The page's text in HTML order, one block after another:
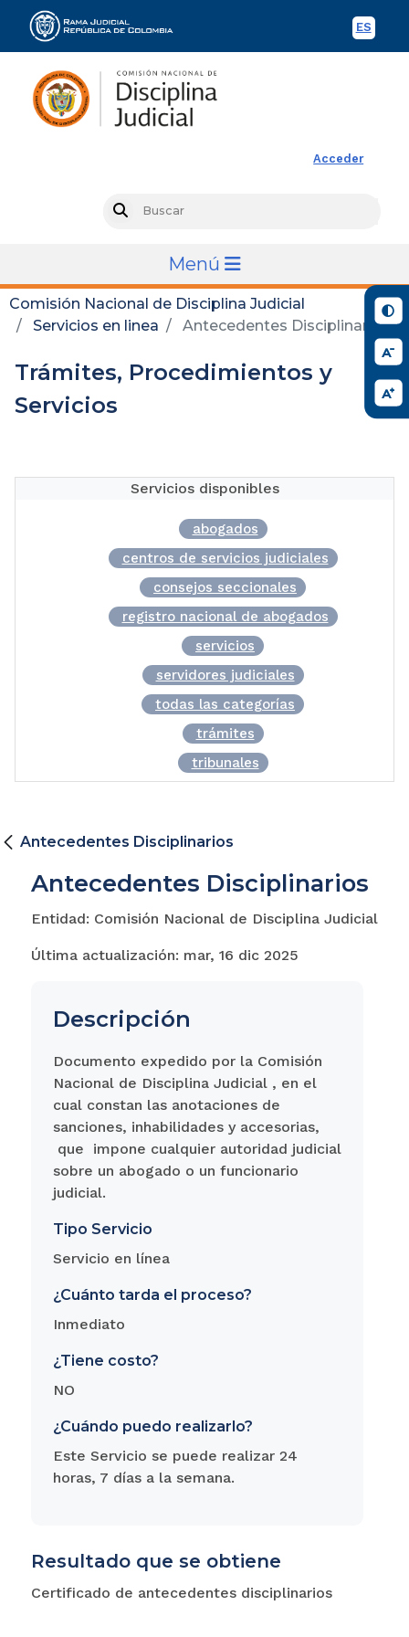
ES
Acceder
Menú
Comisión Nacional de Disciplina Judicial
Servicios en linea
Antecedentes Disciplinarios
Trámites, Procedimientos y
Servicios
Servicios disponibles
abogados
centros de servicios judiciales
consejos seccionales
registro nacional de abogados
servicios
servidores judiciales
todas las categorías
trámites
tribunales
Antecedentes Disciplinarios
Antecedentes Disciplinarios
Entidad: Comisión Nacional de Disciplina Judicial
Última actualización: mar, 16 dic 2025
Descripción
Documento expedido por la Comisión
Nacional de Disciplina Judicial , en el
cual constan las anotaciones de
sanciones, inhabilidades y accesorias,
que impone cualquier autoridad judicial
sobre un abogado o un funcionario
judicial.
Tipo Servicio
Servicio en línea
¿Cuánto tarda el proceso?
Inmediato
¿Tiene costo?
NO
¿Cuándo puedo realizarlo?
Este Servicio se puede realizar 24
horas, 7 días a la semana.
Resultado que se obtiene
Certificado de antecedentes disciplinarios